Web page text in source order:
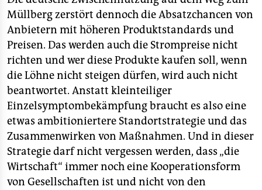
Müllberg zerstört dennoch die Absatzchancen von
Anbietern mit höheren Produktstandards und
Preisen. Das werden auch die Strompreise nicht
richten und wer diese Produkte kaufen soll, wenn
die Löhne nicht steigen dürfen, wird auch nicht
beantwortet. Anstatt kleinteiliger
Einzelsymptombekämpfung braucht es also eine
etwas ambitioniertere Standortstrategie und das
Zusammenwirken von Maßnahmen. Und in dieser
Strategie darf nicht vergessen werden, dass „die
Wirtschaft“ immer noch eine Kooperationsform
von Gesellschaften ist und nicht von den